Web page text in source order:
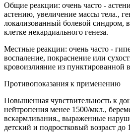
Общие реакции: очень часто -
астению, увеличение массы тела.,
локализованный болевой синдром,
клетке некардиального генеза.
Местные реакции: очень часто -
воспаление, покраснение или
кровоизлияние из пунктированной
Противопоказания к применению
Повышенная чувствительность к
нейтропения менее 1500/мкл.,
вскармливания., выраженные
детский и подростковый возраст до